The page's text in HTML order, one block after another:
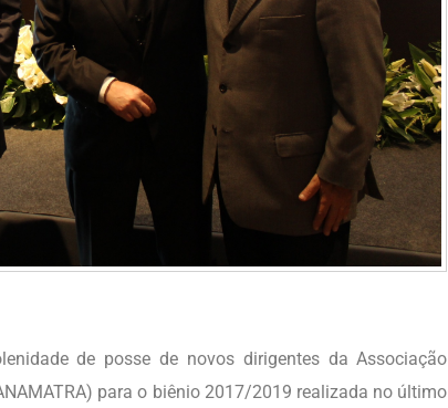
de posse de novos dirigentes da Associação
para o biênio 2017/2019 realizada no último